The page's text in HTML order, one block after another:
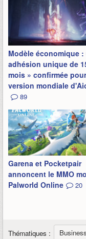
Modèle économique :
adhésion unique de
mois » confirmée
version mondiale
89
Garena et Pocketpair
annoncent le MMO
Palworld Online
20
Thématiques : Business